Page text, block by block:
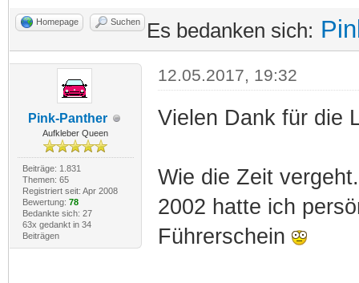
Homepage Suchen Es bedanken sich:
Pink-Panther
Aufkleber Queen
Beiträge: 1.831
Themen: 65
Registriert seit: Apr 2008
Bewertung: 78
Bedankte sich: 27
63x gedankt in 34
Beiträgen
12.05.2017, 19:32
Vielen Dank für die
Wie die Zeit
2002 hatte ich
Führerschein